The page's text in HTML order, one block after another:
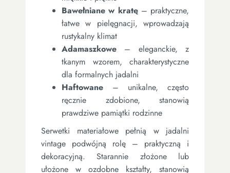
Bawełniane w kratę– praktyczne,
łatwe w pielęgnacji, wprowadzają
rustykalny klimat
Adamaszkowe – eleganckie, z
tkanym wzorem, charakterystyczne
dla formalnych jadalni
Haftowane – unikalne, często
ręcznie zdobione, stanowią
prawdziwe pamiątki rodzinne
Serwetki materiałowe pełnią w jadalni
vintage podwójną rolę – praktyczną i
dekoracyjną. Starannie złożone lub
ułożone w ozdobne kształty, stanowią